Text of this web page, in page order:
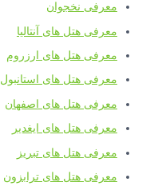
معرفی نخجوان
معرفی هتل های آنتالیا
معرفی هتل های ارزروم
معرفی هتل های استانبول
معرفی هتل های اصفهان
معرفی هتل های ایغدیر
معرفی هتل های تبریز
معرفی هتل های ترابزون